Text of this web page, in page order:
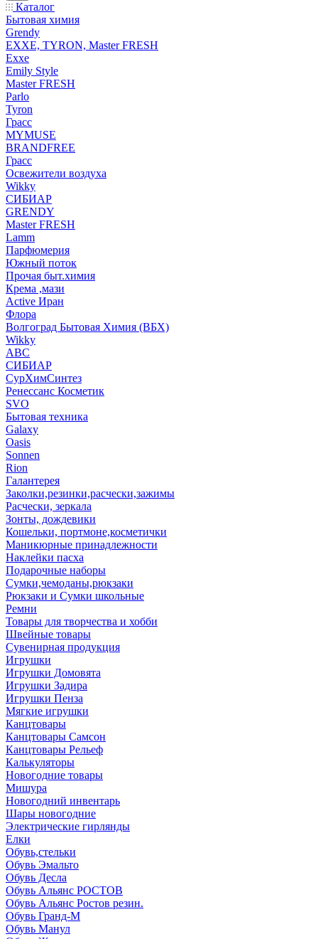
Каталог
Бытовая химия
Grendy
EXXE, TYRON, Master FRESH
Exxe
Emily Style
Master FRESH
Parlo
Tyron
Грасс
MYMUSE
BRANDFREE
Грасс
Освежители воздуха
Wikky
СИБИАР
GRENDY
Master FRESH
Lamm
Парфюмерия
Южный поток
Прочая быт.химия
Крема ,мази
Аctive Иран
Флора
Волгоград Бытовая Химия (ВБХ)
Wikky
АВС
СИБИАР
СурХимСинтез
Ренессанс Косметик
SVO
Бытовая техника
Galaxy
Oasis
Sonnen
Rion
Галантерея
Заколки,резинки,расчески,зажимы
Расчески, зеркала
Зонты, дождевики
Кошельки, портмоне,косметички
Маникюрные принадлежности
Наклейки пасха
Подарочные наборы
Сумки,чемоданы,рюкзаки
Рюкзаки и Сумки школьные
Ремни
Товары для творчества и хобби
Швейные товары
Сувенирная продукция
Игрушки
Игрушки Домовята
Игрушки Задира
Игрушки Пенза
Мягкие игрушки
Канцтовары
Канцтовары Самсон
Канцтовары Рельеф
Калькуляторы
Новогодние товары
Мишура
Новогодний инвентарь
Шары новогодние
Электрические гирлянды
Елки
Обувь,стельки
Обувь Эмальто
Обувь Десла
Обувь Альянс РОСТОВ
Обувь Альянс Ростов резин.
Обувь Гранд-М
Обувь Манул